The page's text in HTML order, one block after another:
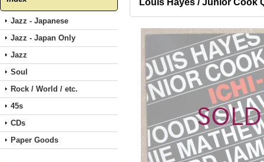
Jazz - Japanese
Jazz - Japan Only
Jazz
Soul
Rock / World / etc.
45s
CDs
Paper Goods
Louis Hayes / Junior Cook